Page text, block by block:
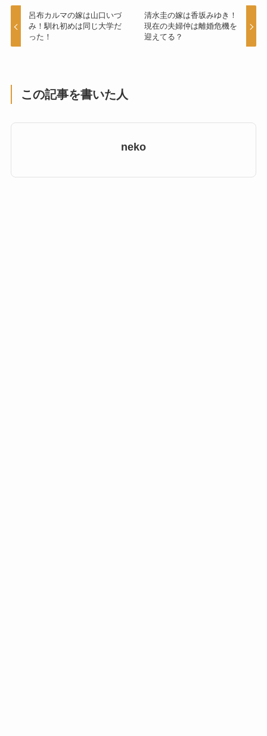
呂布カルマの嫁は山口いづ
み！馴れ初めは同じ大学だ
った！
清水圭の嫁は香坂みゆき！
現在の夫婦仲は離婚危機を
迎えてる？
この記事を書いた人
neko